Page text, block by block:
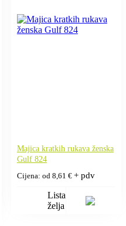
Majica kratkih rukava ženska
Gulf 824
Cijena: od 8,61 € + pdv
Lista
želja